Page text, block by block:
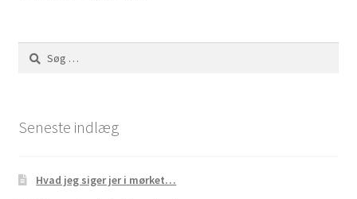
Søg
efter:
Seneste indlæg
Hvad jeg siger jer i mørket…